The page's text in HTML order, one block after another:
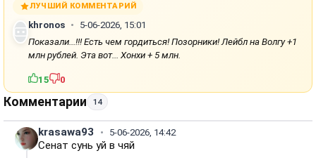
ЛУЧШИЙ КОММЕНТАРИЙ
khronos
5-06-2026, 15:01
Показали...!!! Есть чем гордиться! Позорники! Лейбл на Волгу +1
млн рублей. Эта вот... Хонхи + 5 млн.
15 0
Комментарии 14
krasawa93 5-06-2026, 14:42
Сенат сунь уй в чяй